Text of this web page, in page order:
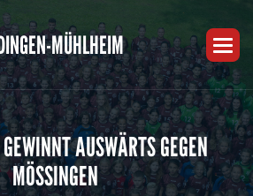
MÜHLHEIM
AUSWÄRTS GEGEN
MÖSSINGEN